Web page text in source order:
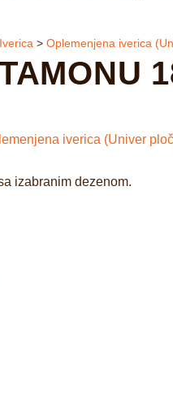
Iverica > Oplemenjena iverica
iverica (Univer
izabranim dezenom.